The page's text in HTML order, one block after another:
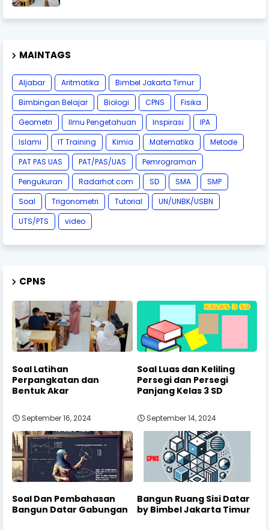
MAINTAGS
Aljabar Aritmatika
Bimbel Jakarta Timur
Bimbingan Belajar
Biologi CPNS
Fisika
Geometri
Ilmu Pengetahuan Inspirasi
IPA
Islami
IT Training Kimia Matematika
Metode
PAT PAS UAS
PAT/PAS/UAS
Pemrograman
Pengukuran
Radarhot com SD SMA
SMP
Soal
Trigonometri Tutorial
UN/UNBK/USBN
UTS/PTS
video
CPNS
Soal Latihan
Perpangkatan dan
Bentuk Akar
September 16, 2024
Soal Luas dan Keliling
Persegi dan Persegi
Panjang Kelas 3 SD
September 14, 2024
Soal Dan Pembahasan
Bangun Datar Gabungan
Bangun Ruang Sisi Datar
by Bimbel Jakarta Timur